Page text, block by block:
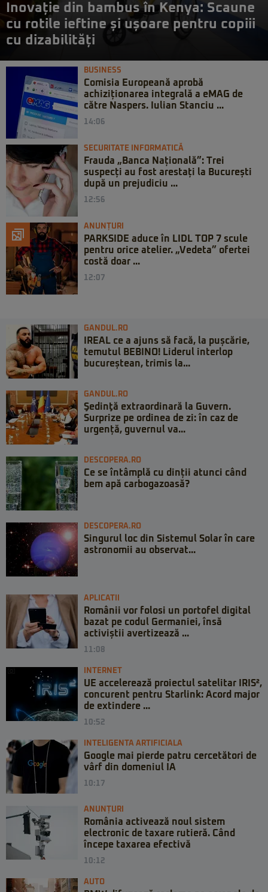
Inovație din bambus în Kenya: Scaune
cu rotile ieftine și ușoare pentru copiii
cu dizabilități
BUSINESS
Comisia Europeană aprobă
achiziționarea integrală a eMAG de
către Naspers. Iulian Stanciu ...
14:06
SECURITATE INFORMATICĂ
Frauda „Banca Națională”: Trei
suspecți au fost arestați la București
după un prejudiciu ...
12:56
ANUNȚURI
PARKSIDE aduce în LIDL TOP 7 scule
pentru orice atelier. „Vedeta” ofertei
costă doar ...
12:07
GANDUL.RO
IREAL ce a ajuns să facă, la pușcărie,
temutul BEBINO! Liderul interlop
bucureștean, trimis la...
GANDUL.RO
Şedinţă extraordinară la Guvern.
Surprize pe ordinea de zi: în caz de
urgență, guvernul va...
DESCOPERA.RO
Ce se întâmplă cu dinții atunci când
bem apă carbogazoasă?
DESCOPERA.RO
Singurul loc din Sistemul Solar în care
astronomii au observat...
APLICATII
Românii vor folosi un portofel digital
bazat pe codul Germaniei, însă
activiștii avertizează ...
11:08
INTERNET
UE accelerează proiectul satelitar IRIS²,
concurent pentru Starlink: Acord major
de extindere ...
10:52
INTELIGENTA ARTIFICIALA
Google mai pierde patru cercetători de
vârf din domeniul IA
10:17
ANUNȚURI
România activează noul sistem
electronic de taxare rutieră. Când
începe taxarea efectivă
10:12
AUTO